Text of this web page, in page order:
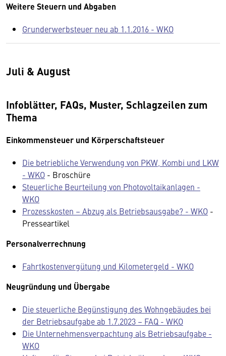
Weitere Steuern und Abgaben
Grunderwerbsteuer neu ab 1.1.2016 - WKO
Juli & August
Infoblätter, FAQs, Muster, Schlagzeilen zum
Thema
Einkommensteuer und Körperschaftsteuer
Die betriebliche Verwendung von PKW, Kombi und LKW
- WKO - Broschüre
Steuerliche Beurteilung von Photovoltaikanlagen -
WKO
Prozesskosten – Abzug als Betriebsausgabe? - WKO -
Presseartikel
Personalverrechnung
Fahrtkostenvergütung und Kilometergeld - WKO
Neugründung und Übergabe
Die steuerliche Begünstigung des Wohngebäudes bei
der Betriebsaufgabe ab 1.7.2023 – FAQ - WKO
Die Unternehmensverpachtung als Betriebsaufgabe -
WKO